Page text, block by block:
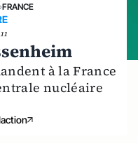
FRANCE
à la France
nucléaire